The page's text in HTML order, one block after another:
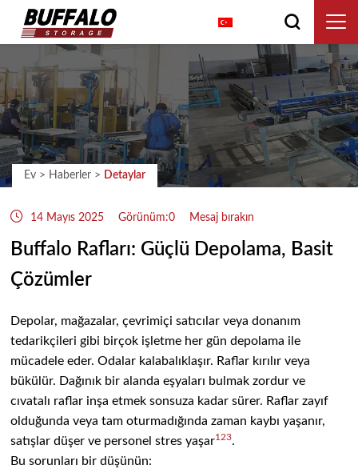
Ev > Haberler > Detaylar
14 Mayıs 2025 Görünüm:0 Mesaj bırakın
Buffalo Rafları: Güçlü Depolama, Basit
Çözümler
Depolar, mağazalar, çevrimiçi satıcılar veya donanım
tedarikçileri gibi birçok işletme her gün depolama ile
mücadele eder. Odalar kalabalıklaşır. Raflar kırılır veya
bükülür. Dağınık bir alanda eşyaları bulmak zordur ve
cıvatalı raflar inşa etmek sonsuza kadar sürer. Raflar zayıf
olduğunda veya tam oturmadığında zaman kaybı yaşanır,
satışlar düşer ve personel stres yaşar1 23.
Bu sorunları bir düşünün: